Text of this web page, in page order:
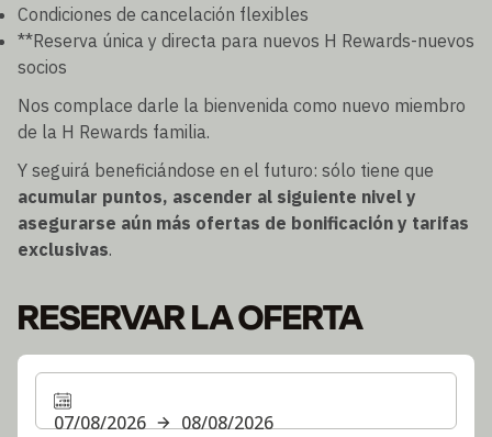
Condiciones de cancelación flexibles
**Reserva única y directa para nuevos H Rewards-nuevos
socios
Nos complace darle la bienvenida como nuevo miembro
de la H Rewards familia.
Y seguirá beneficiándose en el futuro: sólo tiene que
acumular puntos, ascender al siguiente nivel y
asegurarse aún más ofertas de bonificación y tarifas
exclusivas.
RESERVAR LA OFERTA
07/08/2026
08/08/2026